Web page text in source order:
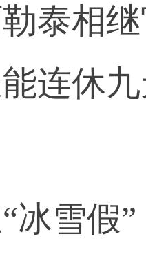
泰相
连休
雪假”